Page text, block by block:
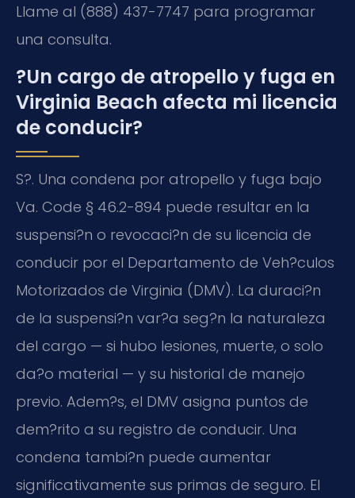
Llame al (888) 437-7747 para programar
una consulta.
?Un cargo de atropello y fuga en
Virginia Beach afecta mi licencia
de conducir?
S?. Una condena por atropello y fuga bajo
Va. Code § 46.2-894 puede resultar en la
suspensi?n o revocaci?n de su licencia de
conducir por el Departamento de Veh?culos
Motorizados de Virginia (DMV). La duraci?n
de la suspensi?n var?a seg?n la naturaleza
del cargo — si hubo lesiones, muerte, o solo
da?o material — y su historial de manejo
previo. Adem?s, el DMV asigna puntos de
dem?rito a su registro de conducir. Una
condena tambi?n puede aumentar
significativamente sus primas de seguro. El